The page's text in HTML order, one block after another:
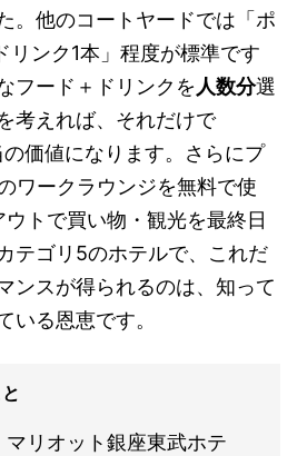
。他のコートヤードでは「ポ
ンク1本」程度が標準です
フード＋ドリンクを 人数分選
考えれば、それだけで
価値になります。さらにプ
ワークラウンジを無料で使
トで買い物・観光を最終日
テゴリ5のホテルで、これだ
ンスが得られるのは、知って
いる恩恵です。
マリオット銀座東武ホテ